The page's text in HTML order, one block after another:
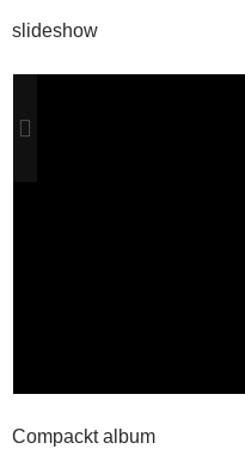
slideshow
Compackt album